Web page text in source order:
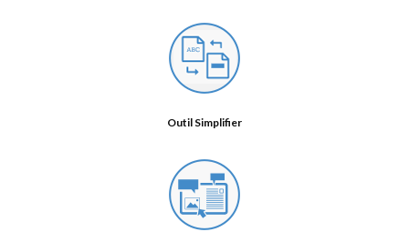
Outil Simplifier